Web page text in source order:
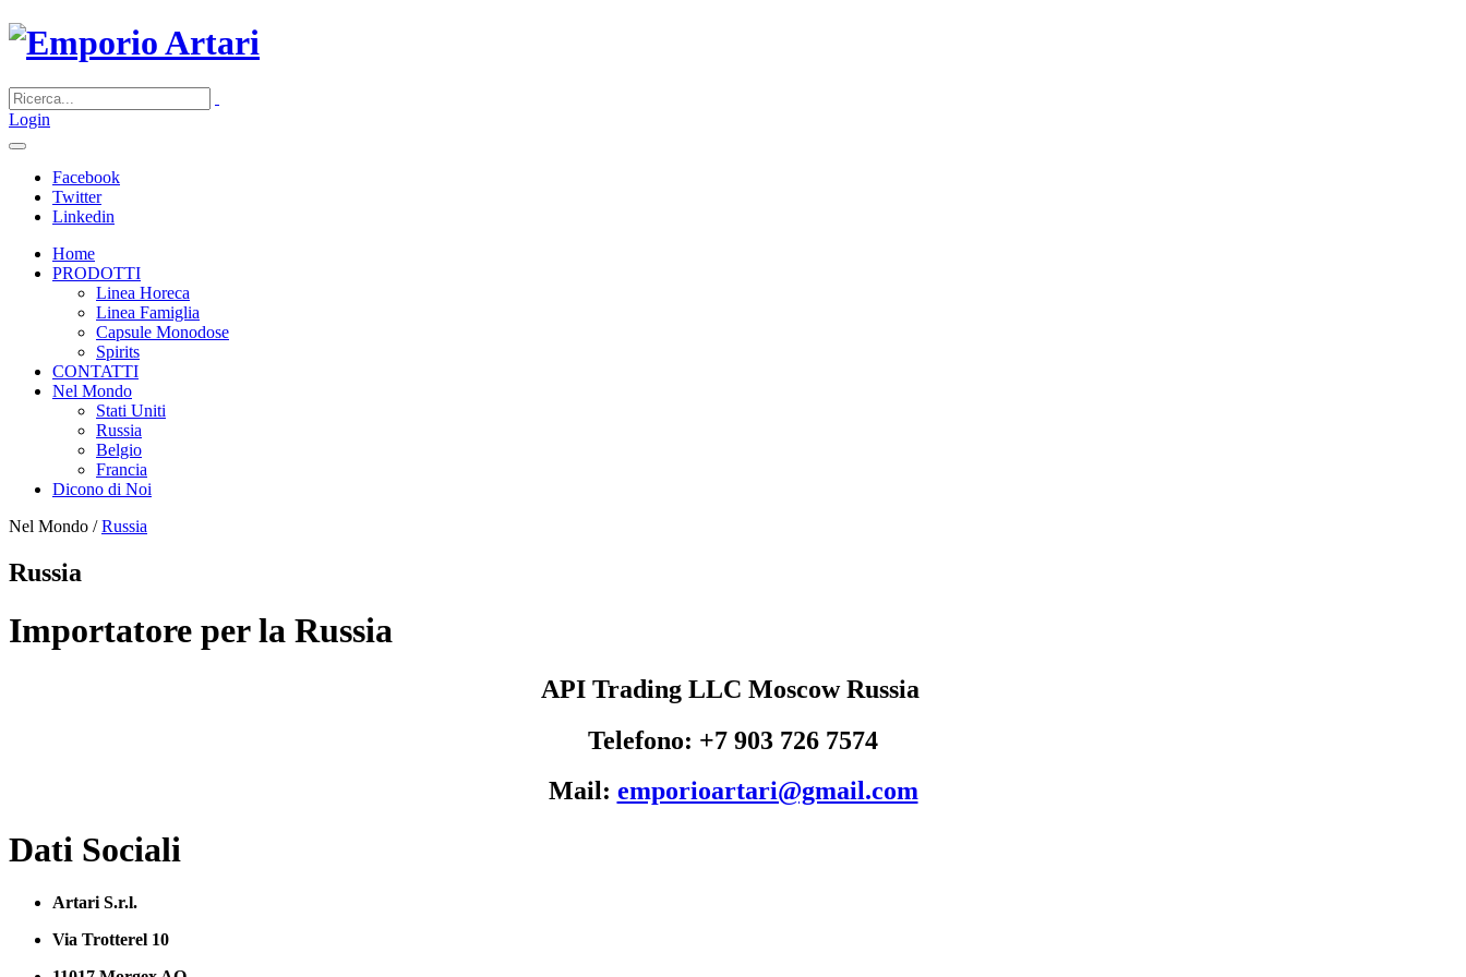
Login
Facebook
Twitter
Linkedin
Home
PRODOTTI
Linea Horeca
Linea Famiglia
Capsule Monodose
Spirits
CONTATTI
Nel Mondo
Stati Uniti
Russia
Belgio
Francia
Dicono di Noi
Nel Mondo /Russia
Russia
Importatore per la Russia
API Trading LLC Moscow Russia
Telefono: +7 903 726 7574
Mail: emporioartari@gmail.com
Dati Sociali
Artari S.r.l.
Via Trotterel 10